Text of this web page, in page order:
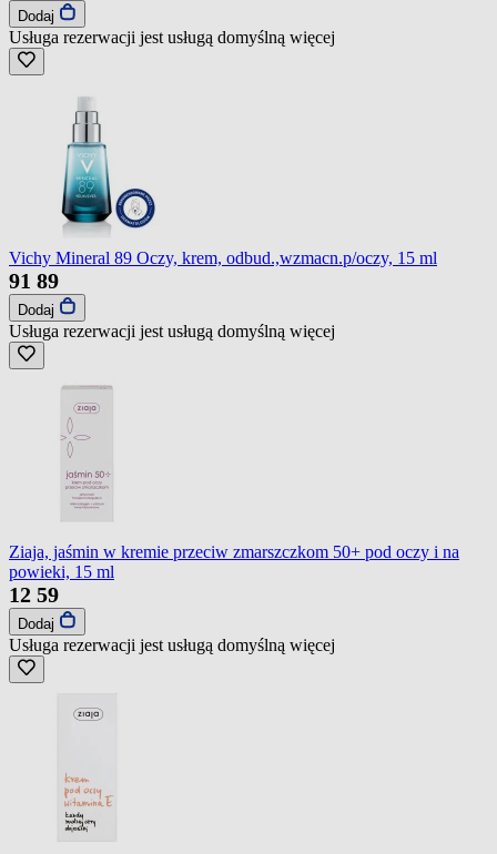
Dodaj
Usługa rezerwacji jest usługą domyślną więcej
Vichy Mineral 89 Oczy, krem, odbud.,wzmacn.p/oczy, 15 ml
91 89
Dodaj
Usługa rezerwacji jest usługą domyślną więcej
Ziaja, jaśmin w kremie przeciw zmarszczkom 50+ pod oczy i na
powieki, 15 ml
12 59
Dodaj
Usługa rezerwacji jest usługą domyślną więcej